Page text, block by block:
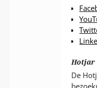
Hotjar
De